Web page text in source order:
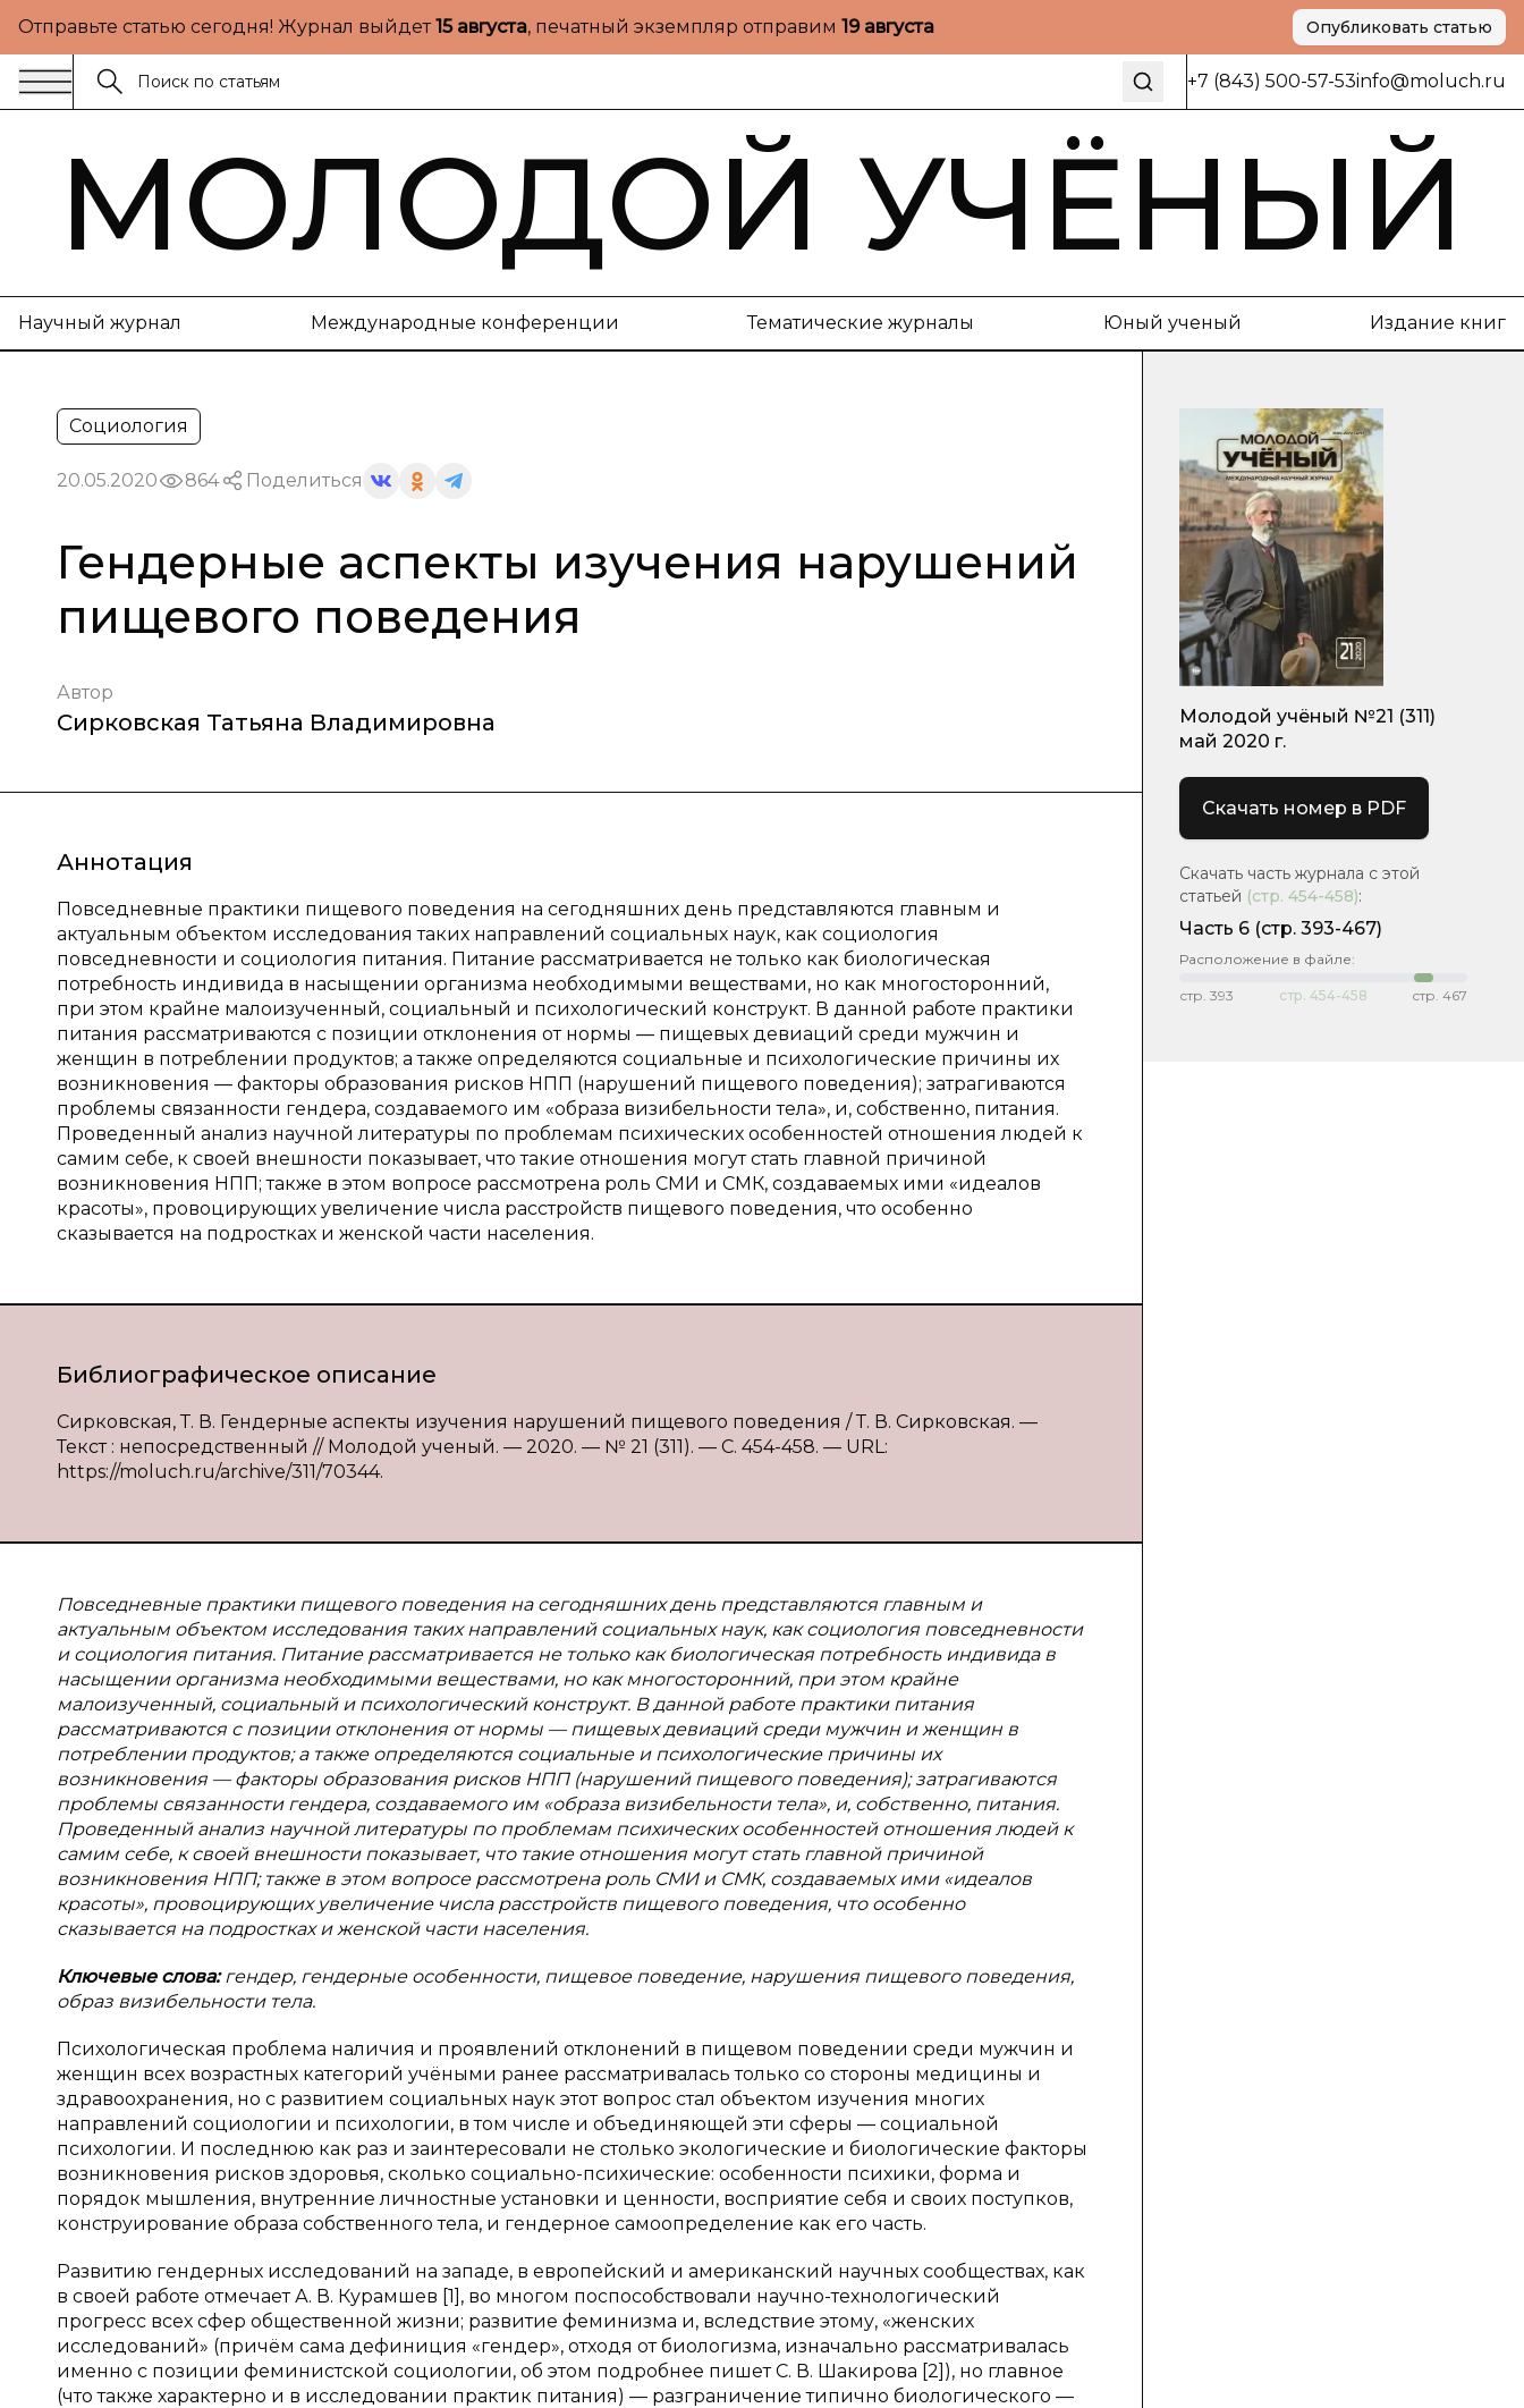
Отправьте статью сегодня! Журнал выйдет15 августа, печатный экземпляр отправим 19 августа Опубликовать статью
+7 (843) 500-57-53info@moluch.ru
МОЛОДОЙ УЧЁНЫЙ
Научный журнал Международные конференции Тематические журналы Юный ученый Издание книг
Социология
20.05.2020 864 Поделиться
Гендерные аспекты изучения нарушений
пищевого поведения
Автор
Сирковская Татьяна Владимировна
Аннотация
Повседневные практики пищевого поведения на сегодняшних день представляются главным и
актуальным объектом исследования таких направлений социальных наук, как социология
повседневности и социология питания. Питание рассматривается не только как биологическая
потребность индивида в насыщении организма необходимыми веществами, но как многосторонний,
при этом крайне малоизученный, социальный и психологический конструкт. В данной работе практики
питания рассматриваются с позиции отклонения от нормы — пищевых девиаций среди мужчин и
женщин в потреблении продуктов; а также определяются социальные и психологические причины их
возникновения — факторы образования рисков НПП (нарушений пищевого поведения); затрагиваются
проблемы связанности гендера, создаваемого им «образа визибельности тела», и, собственно, питания.
Проведенный анализ научной литературы по проблемам психических особенностей отношения людей к
самим себе, к своей внешности показывает, что такие отношения могут стать главной причиной
возникновения НПП; также в этом вопросе рассмотрена роль СМИ и СМК, создаваемых ими «идеалов
красоты», провоцирующих увеличение числа расстройств пищевого поведения, что особенно
сказывается на подростках и женской части населения.
Библиографическое описание
Сирковская, Т. В. Гендерные аспекты изучения нарушений пищевого поведения / Т. В. Сирковская. —
Текст : непосредственный // Молодой ученый. — 2020. — № 21 (311). — С. 454-458. — URL:
https://moluch.ru/archive/311/70344.
Повседневные практики пищевого поведения на сегодняшних день представляются главным и
актуальным объектом исследования таких направлений социальных наук, как социология повседневности
и социология питания. Питание рассматривается не только как биологическая потребность индивида в
насыщении организма необходимыми веществами, но как многосторонний, при этом крайне
малоизученный, социальный и психологический конструкт. В данной работе практики питания
рассматриваются с позиции отклонения от нормы — пищевых девиаций среди мужчин и женщин в
потреблении продуктов; а также определяются социальные и психологические причины их
возникновения — факторы образования рисков НПП (нарушений пищевого поведения); затрагиваются
проблемы связанности гендера, создаваемого им «образа визибельности тела», и, собственно, питания.
Проведенный анализ научной литературы по проблемам психических особенностей отношения людей к
самим себе, к своей внешности показывает, что такие отношения могут стать главной причиной
возникновения НПП; также в этом вопросе рассмотрена роль СМИ и СМК, создаваемых ими «идеалов
красоты», провоцирующих увеличение числа расстройств пищевого поведения, что особенно
сказывается на подростках и женской части населения.
Ключевые слова:гендер, гендерные особенности, пищевое поведение, нарушения пищевого поведения,
образ визибельности тела.
Психологическая проблема наличия и проявлений отклонений в пищевом поведении среди мужчин и
женщин всех возрастных категорий учёными ранее рассматривалась только со стороны медицины и
здравоохранения, но с развитием социальных наук этот вопрос стал объектом изучения многих
направлений социологии и психологии, в том числе и объединяющей эти сферы — социальной
психологии. И последнюю как раз и заинтересовали не столько экологические и биологические факторы
возникновения рисков здоровья, сколько социально-психические: особенности психики, форма и
порядок мышления, внутренние личностные установки и ценности, восприятие себя и своих поступков,
конструирование образа собственного тела, и гендерное самоопределение как его часть.
Развитию гендерных исследований на западе, в европейский и американский научных сообществах, как
в своей работе отмечает А. В. Курамшев [1], во многом поспособствовали научно-технологический
прогресс всех сфер общественной жизни; развитие феминизма и, вследствие этому, «женских
исследований» (причём сама дефиниция «гендер», отходя от биологизма, изначально рассматривалась
именно с позиции феминистской социологии, об этом подробнее пишет С. В. Шакирова [2]), но главное
(что также характерно и в исследовании практик питания) — разграничение типично биологического —
Молодой учёный №21 (311)
май 2020 г.
Скачать номер в PDF
Скачать часть журнала с этой
статьей (стр. 454-458):
Часть 6 (стр. 393-467)
Расположение в файле:
стр. 393 стр. 454-458 стр. 467